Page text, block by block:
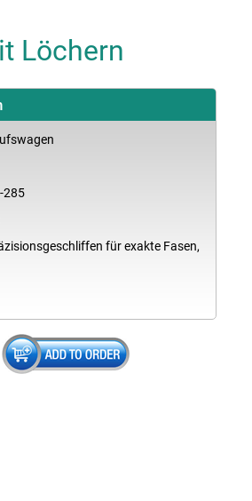
Löchern
285
für exakte Fasen,